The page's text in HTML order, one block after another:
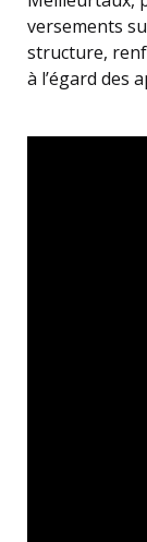
versements
structure,
à l’égard des